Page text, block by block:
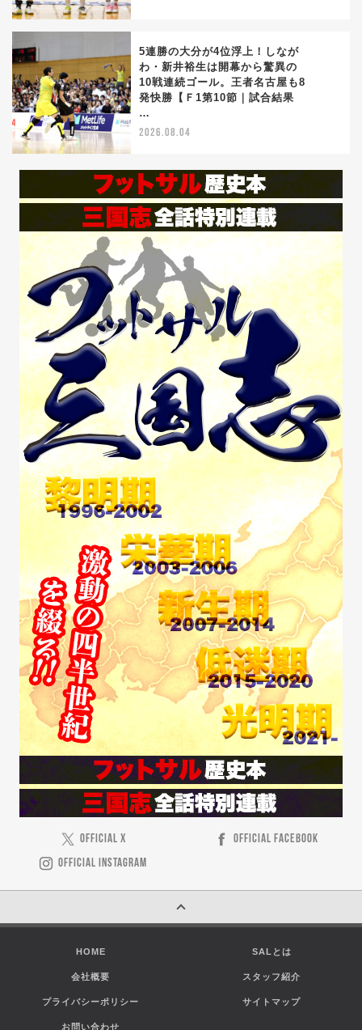
5連勝の大分が4位浮上！しなが
わ・新井裕生は開幕から驚異の
10戦連続ゴール。王者名古屋も8
発快勝【Ｆ1第10節｜試合結果
…
2026.08.04
OFFICIAL X
OFFICIAL FACEBOOK
OFFICIAL INSTAGRAM
HOME SALとは
会社概要 スタッフ紹介
プライバシーポリシー サイトマップ
お問い合わせ